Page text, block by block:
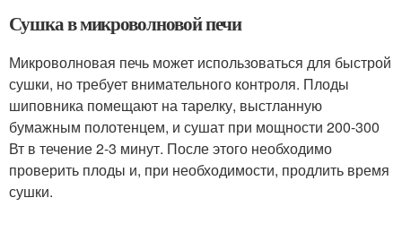
Сушка в микроволновой печи
Микроволновая печь может использоваться для быстрой
сушки, но требует внимательного контроля. Плоды
шиповника помещают на тарелку, выстланную
бумажным полотенцем, и сушат при мощности 200-300
Вт в течение 2-3 минут. После этого необходимо
проверить плоды и, при необходимости, продлить время
сушки.